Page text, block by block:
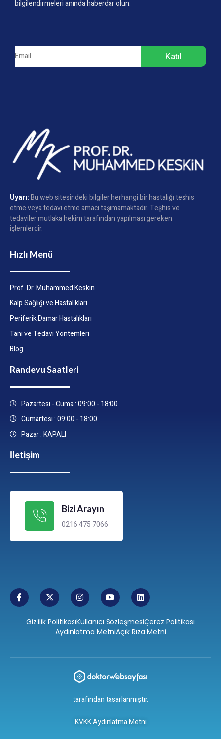
bilgilendirmeleri anında haberdar olun.
Katıl
Uyarı:Bu web sitesindeki bilgiler herhangi bir hastalığı teşhis
etme veya tedavi etme amacı taşımamaktadır. Teşhis ve
tedaviler mutlaka hekim tarafından yapılması gereken
işlemlerdir.
Hızlı Menü
Prof. Dr. Muhammed Keskin
Kalp Sağlığı ve Hastalıkları
Periferik Damar Hastalıkları
Tanı ve Tedavi Yöntemleri
Blog
Randevu Saatleri
Pazartesi - Cuma : 09:00 - 18:00
Cumartesi : 09:00 - 18:00
Pazar : KAPALI
İletişim
Bizi Arayın
0216 475 7066
Gizlilik PolitikasıKullanıcı SözleşmesiÇerez Politikası
Aydınlatma MetniAçık Rıza Metni
tarafından tasarlanmıştır.
KVKK Aydınlatma Metni